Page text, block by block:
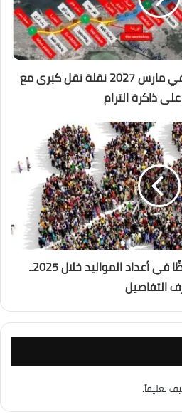
تشغيل مترو الإسكندرية في مارس 2027 نقلة نقل كبرى مع
ذاكرة الترام
مصر تسجل تراجعًا ملحوظًا في أعداد المواليد خلال 2025..
التفاصيل
تعليقاً.